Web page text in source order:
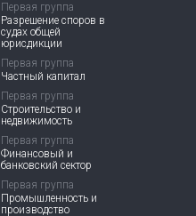
Первая группа
Разрешение споров в
судах общей
юрисдикции
Первая группа
Частный капитал
Первая группа
Строительство и
недвижимость
Первая группа
Финансовый и
банковский сектор
Первая группа
Промышленность и
производство